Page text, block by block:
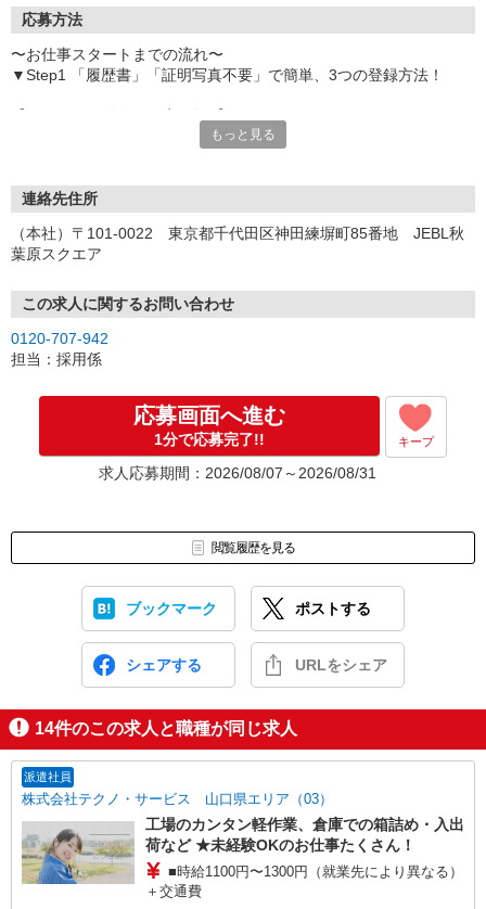
応募方法
〜お仕事スタートまでの流れ〜
▼Step1 「履歴書」「証明写真不要」で簡単、3つの登録方法！
いつでも好きな時間に登録OK
受付時間/平日9:00〜19:00
【来場登録（目安1時間30分）】
▼Step2 全国にあるお仕事の中から、あなたにピッタリのお仕事を
ご案内
▼Step3 就業前に職場見学で気になる事はしっかりチェック！
応募⇒最短で2日後からの勤務も可能です！
もっと見る
連絡先住所
（本社）〒101-0022 東京都千代田区神田練塀町85番地 JEBL秋
葉原スクエア
この求人に関するお問い合わせ
0120-707-942
担当：採用係
応募画面へ進む
1分で応募完了!! キープ
求人応募期間：2026/08/07～2026/08/31
閲覧履歴を見る
ブックマーク ポストする
シェアする URLをシェア
14件のこの求人と職種が同じ求人
派遣社員
株式会社テクノ・サービス 山口県エリア（03）
工場のカンタン軽作業、倉庫での箱詰め・入出
荷など ★未経験OKのお仕事たくさん！
■時給1100円〜1300円（就業先により異なる）
＋交通費